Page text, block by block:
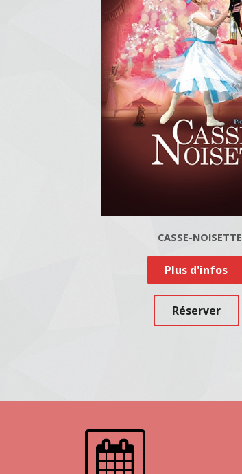
CASSE-NOISETTE
Plus d'infos
Réserver